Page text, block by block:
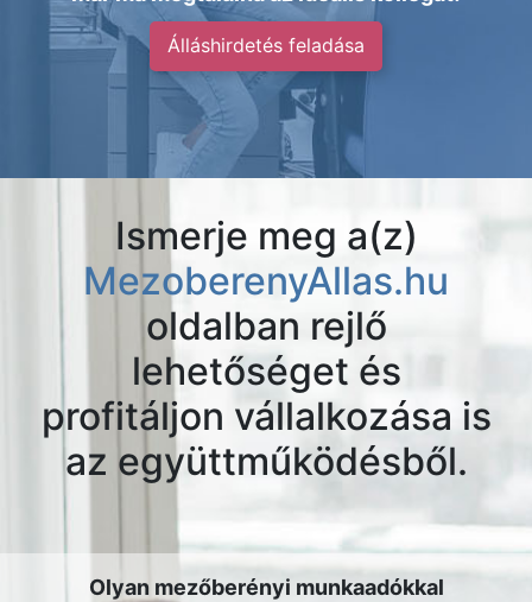
Álláshirdetés feladása
Ismerje meg a(z)
MezoberenyAllas.hu
oldalban rejlő
lehetőséget és
profitáljon vállalkozása is
az együttműködésből.
Olyan mezőberényi munkaadókkal